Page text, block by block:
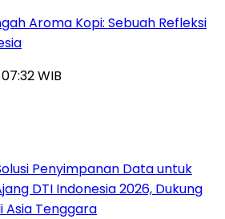
Aroma Kopi: Sebuah Refleksi
WIB
Penyimpanan Data untuk
DTI Indonesia 2026, Dukung
Asia Tenggara